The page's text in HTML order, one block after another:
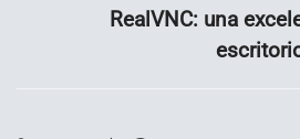
RealVNC: una